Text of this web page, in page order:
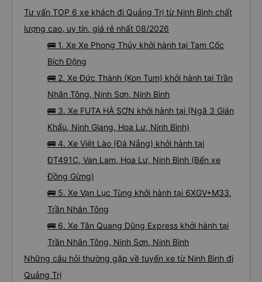
Tư vấn TOP 6 xe khách đi Quảng Trị từ Ninh Bình chất
lượng cao, uy tín, giá rẻ nhất 08/2026
🚌 1. Xe Xe Phong Thủy khởi hành tại Tam Cốc
Bích Động
🚌 2. Xe Đức Thành (Kon Tum) khởi hành tại Trần
Nhân Tông, Ninh Sơn, Ninh Bình
🚌 3. Xe FUTA HÀ SƠN khởi hành tại (Ngã 3 Gián
Khẩu, Ninh Giang, Hoa Lư, Ninh Bình)
🚌 4. Xe Việt Lào (Đà Nẵng) khởi hành tại
ĐT491C, Van Lam, Hoa Lư, Ninh Bình (Bến xe
Đồng Gừng)
🚌 5. Xe Vạn Lục Tùng khởi hành tại 6XGV+M33,
Trần Nhân Tông
🚌 6. Xe Tân Quang Dũng Express khởi hành tại
Trần Nhân Tông, Ninh Sơn, Ninh Bình
Những câu hỏi thường gặp về tuyến xe từ Ninh Bình đi
Quảng Trị